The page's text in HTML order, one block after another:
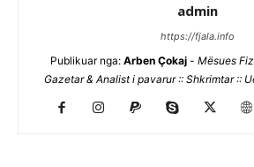
admin
https://fjala.info
Publikuar nga: Arben Çokaj - Mësues
Gazetar & Analist i pavarur :: Shkrimtar ::